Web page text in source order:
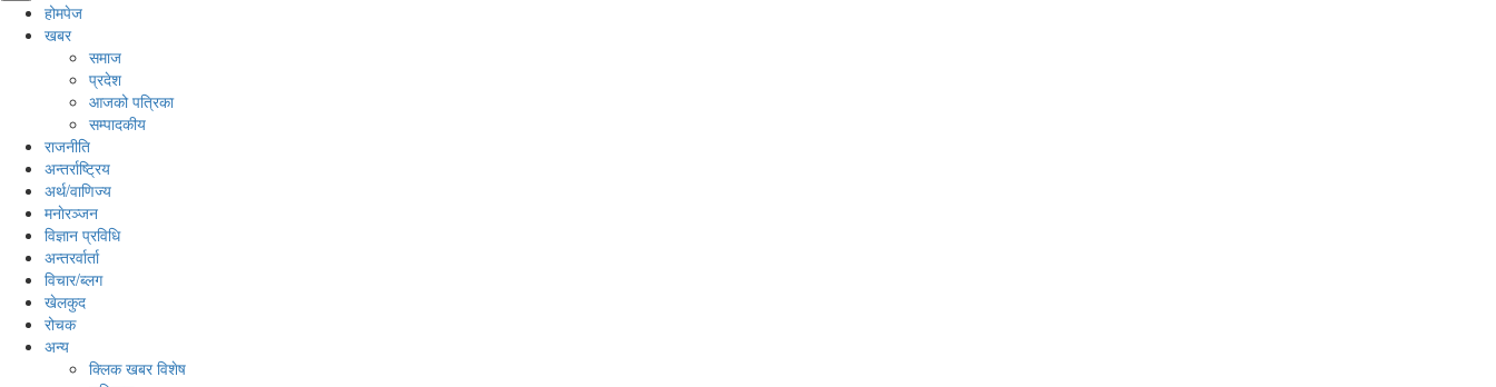
होमपेज
खबर
समाज
प्रदेश
आजको पत्रिका
सम्पादकीय
राजनीति
अन्तर्राष्ट्रिय
अर्थ/वाणिज्य
मनाेरञ्जन
विज्ञान प्रविधि
अन्तरर्वार्ता
विचार/ब्लग
खेलकुद
रोचक
अन्य
क्लिक खबर विशेष